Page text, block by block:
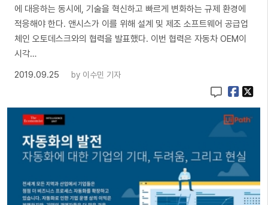
에 대응하는 동시에, 기술을 혁신하고 빠르게 변화하는 규제 환경에
적응해야 한다. 앤시스가 이를 위해 설계 및 제조 소프트웨어 공급업
체인 오토데스크와의 협력을 발표했다. 이번 협력은 자동차 OEM이
시각…
2019.09.25
by 이수민 기자